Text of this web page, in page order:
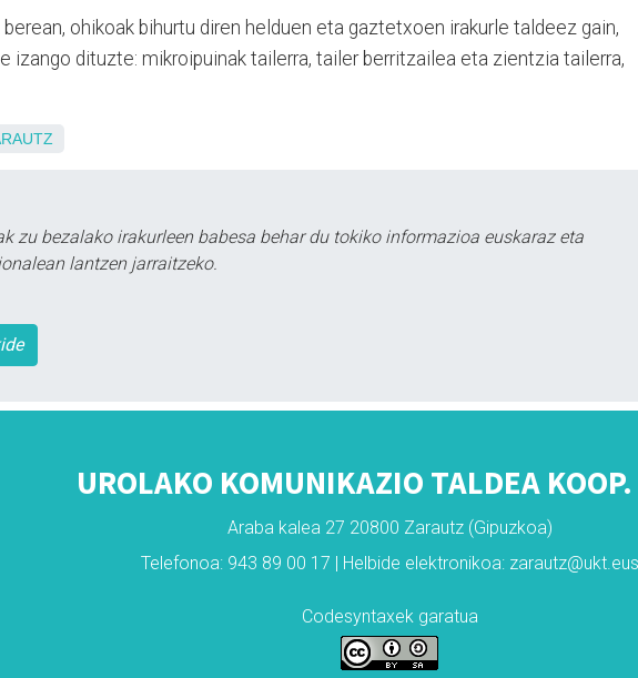
berean, ohikoak bihurtu diren helduen eta gaztetxoen irakurle taldeez gain,
izango dituzte: mikroipuinak tailerra, tailer berritzailea eta zientzia tailerra,
zu bezalako irakurleen babesa behar du tokiko informazioa euskaraz eta
lantzen jarraitzeko.
UROLAKO KOMUNIKAZIO TALDEA
Araba kalea 27 20800 Zarautz (Gipuzkoa)
Telefonoa: 943 89 00 17 | Helbide elektronikoa: zarautz@ukt.eus
Codesyntaxek garatua